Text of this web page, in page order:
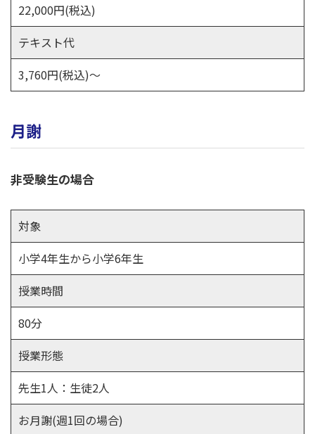
22,000円(税込)
テキスト代
3,760円(税込)～
月謝
非受験生の場合
対象
小学4年生から小学6年生
授業時間
80分
授業形態
先生1人：生徒2人
お月謝(週1回の場合)